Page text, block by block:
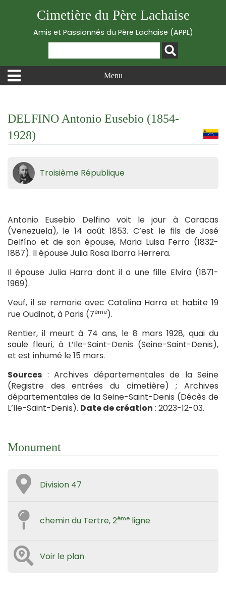
Cimetière du Père Lachaise
Amis et Passionnés du Père Lachaise (APPL)
Menu
DELFINO Antonio Eusebio (1854-
1928)
Troisième République
Antonio Eusebio Delfino voit le jour à Caracas
(Venezuela), le 14 août 1853. C’est le fils de José
Delfíno et de son épouse, Maria Luisa Ferro (1832-
1887). Il épouse Julia Rosa Ibarra Herrera.
Il épouse Julia Harra dont il a une fille Elvira (1871-
1969).
Veuf, il se remarie avec Catalina Harra et habite 19
rue Oudinot, à Paris (7ème).
Rentier, il meurt à 74 ans, le 8 mars 1928, quai du
saule fleuri, à L’Ile-Saint-Denis (Seine-Saint-Denis),
et est inhumé le 15 mars.
Sources : Archives départementales de la Seine
(Registre des entrées du cimetière) ; Archives
départementales de la Seine-Saint-Denis (Décès de
L’Ile-Saint-Denis). Date de création : 2023-12-03.
Monument
Division 47
chemin du Tertre, 2ème ligne
Voir le plan